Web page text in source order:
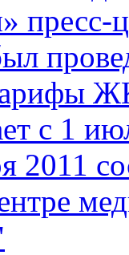
пресс-
с 1
2011